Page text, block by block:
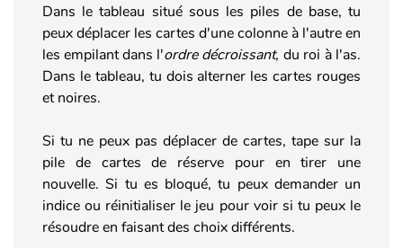
Dans le tableau situé sous les piles de base, tu
peux déplacer les cartes d'une colonne à l'autre en
les empilant dans l'ordre décroissant, du roi à l'as.
Dans le tableau, tu dois alterner les cartes rouges
et noires.
Si tu ne peux pas déplacer de cartes, tape sur la
pile de cartes de réserve pour en tirer une
nouvelle. Si tu es bloqué, tu peux demander un
indice ou réinitialiser le jeu pour voir si tu peux le
résoudre en faisant des choix différents.